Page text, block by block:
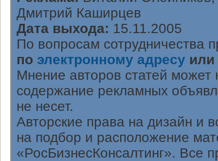
Дмитрий Каширцев
Дата выхода: 15.11.2005
По вопросам сотрудничества
по электронному адресу
Мнение авторов статей может
содержание рекламных
не несет.
Авторские права на дизайн и
на подбор и расположение
«РосБизнесКонсалтинг». Все